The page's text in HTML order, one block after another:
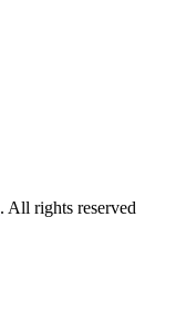
. All rights reserved